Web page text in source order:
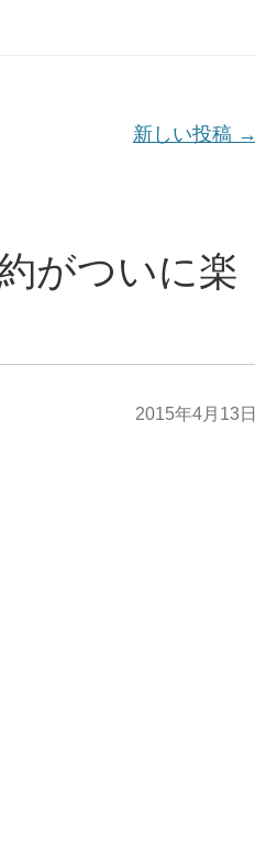
新しい投稿 →
がついに楽
2015年4月13日